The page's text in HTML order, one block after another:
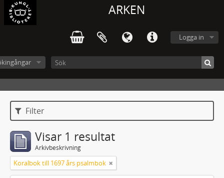
ARKEN
Logga in
Filter
Visar 1 resultat
Arkivbeskrivning
Koralbok till 1697 års psalmbok